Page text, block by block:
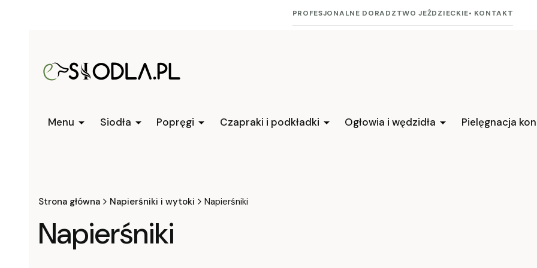
PROFESJONALNE DORADZTWO JEŹDZIECKIE• KONTAKT
Menu Siodła Popręgi Czapraki i podkładki Ogłowia i wędzidła Pielęgnacja
Strona główna Napierśniki i wytoki Napierśniki
Napierśniki